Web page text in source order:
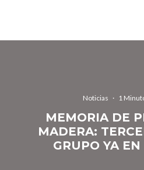
Noticias · 1
MEMORIA DE
MADERA:
GRUPO YA